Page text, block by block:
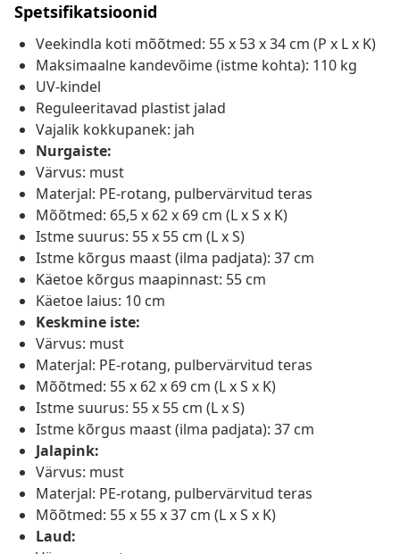
Spetsifikatsioonid
Veekindla koti mõõtmed: 55 x 53 x 34 cm (P x L x K)
Maksimaalne kandevõime (istme kohta): 110 kg
UV-kindel
Reguleeritavad plastist jalad
Vajalik kokkupanek: jah
Nurgaiste:
Värvus: must
Materjal: PE-rotang, pulbervärvitud teras
Mõõtmed: 65,5 x 62 x 69 cm (L x S x K)
Istme suurus: 55 x 55 cm (L x S)
Istme kõrgus maast (ilma padjata): 37 cm
Käetoe kõrgus maapinnast: 55 cm
Käetoe laius: 10 cm
Keskmine iste:
Värvus: must
Materjal: PE-rotang, pulbervärvitud teras
Mõõtmed: 55 x 62 x 69 cm (L x S x K)
Istme suurus: 55 x 55 cm (L x S)
Istme kõrgus maast (ilma padjata): 37 cm
Jalapink:
Värvus: must
Materjal: PE-rotang, pulbervärvitud teras
Mõõtmed: 55 x 55 x 37 cm (L x S x K)
Laud: